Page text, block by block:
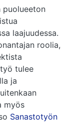
puolueeton
laajuudessa.
roolia,
tulee
ja
myös
Sanastotyön